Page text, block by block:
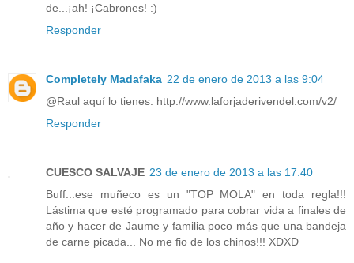
de...¡ah! ¡Cabrones! :)
Responder
Completely Madafaka 22 de enero de 2013 a las 9:04
@Raul aquí lo tienes: http://www.laforjaderivendel.com/v2/
Responder
CUESCO SALVAJE 23 de enero de 2013 a las 17:40
Buff...ese muñeco es un "TOP MOLA" en toda regla!!!
Lástima que esté programado para cobrar vida a finales de
año y hacer de Jaume y familia poco más que una bandeja
de carne picada... No me fio de los chinos!!! XDXD